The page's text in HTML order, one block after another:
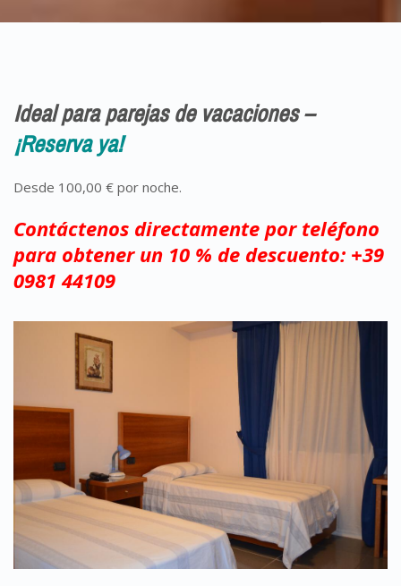
Ideal para parejas de vacaciones –
¡Reserva ya!
Desde 100,00 € por noche.
Contáctenos directamente por teléfono
para obtener un 10 % de descuento: +39
0981 44109